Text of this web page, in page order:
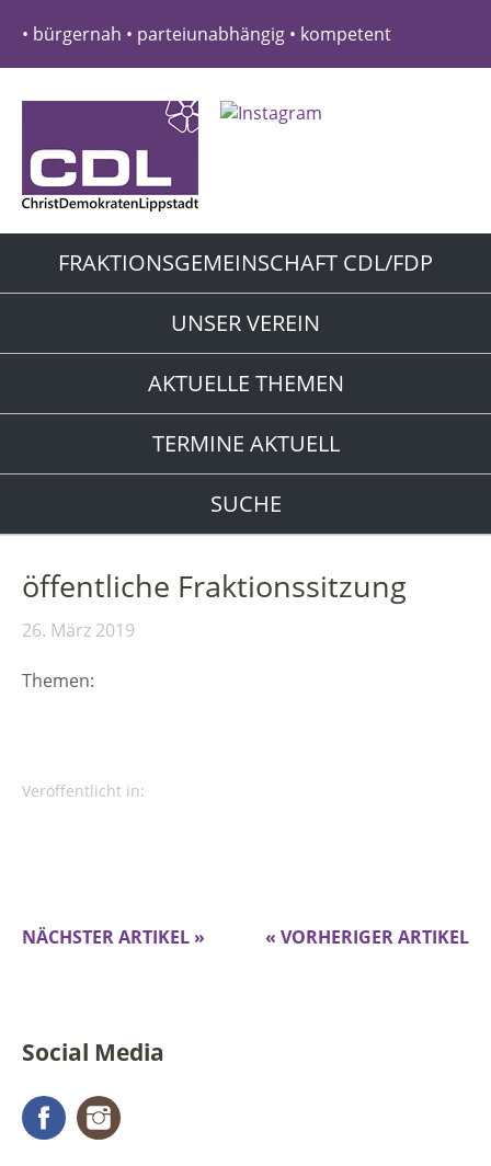
• bürgernah • parteiunabhängig • kompetent
FRAKTIONSGEMEINSCHAFT CDL/FDP
UNSER VEREIN
AKTUELLE THEMEN
TERMINE AKTUELL
SUCHE
öffentliche Fraktionssitzung
26. März 2019
Themen:
Veröffentlicht in:
NÄCHSTER ARTIKEL » « VORHERIGER ARTIKEL
Social Media
Facebook